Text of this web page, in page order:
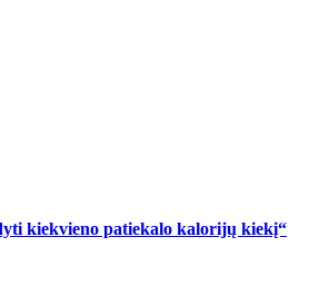
kiekvieno patiekalo kalorijų kiekį“